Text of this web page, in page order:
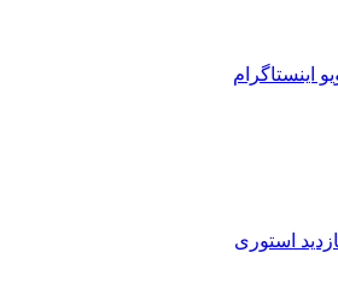
اینستاگرام
استوری